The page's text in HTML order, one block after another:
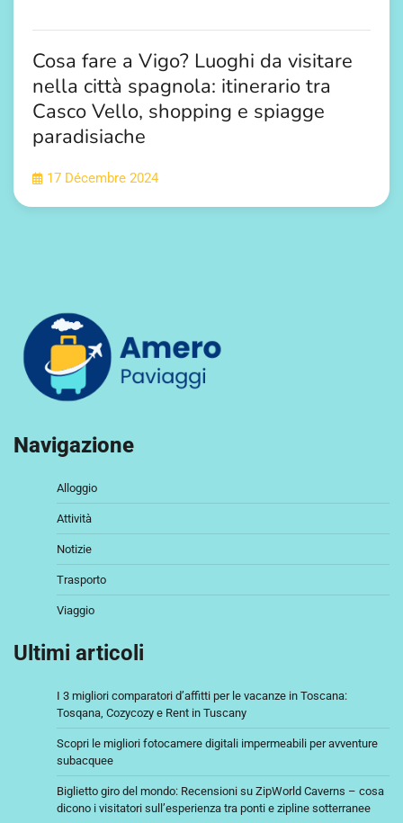
Cosa fare a Vigo? Luoghi da visitare
nella città spagnola: itinerario tra
Casco Vello, shopping e spiagge
paradisiache
17 Décembre 2024
Navigazione
Alloggio
Attività
Notizie
Trasporto
Viaggio
Ultimi articoli
I 3 migliori comparatori d’affitti per le vacanze in Toscana:
Tosqana, Cozycozy e Rent in Tuscany
Scopri le migliori fotocamere digitali impermeabili per avventure
subacquee
Biglietto giro del mondo: Recensioni su ZipWorld Caverns – cosa
dicono i visitatori sull’esperienza tra ponti e zipline sotterranee